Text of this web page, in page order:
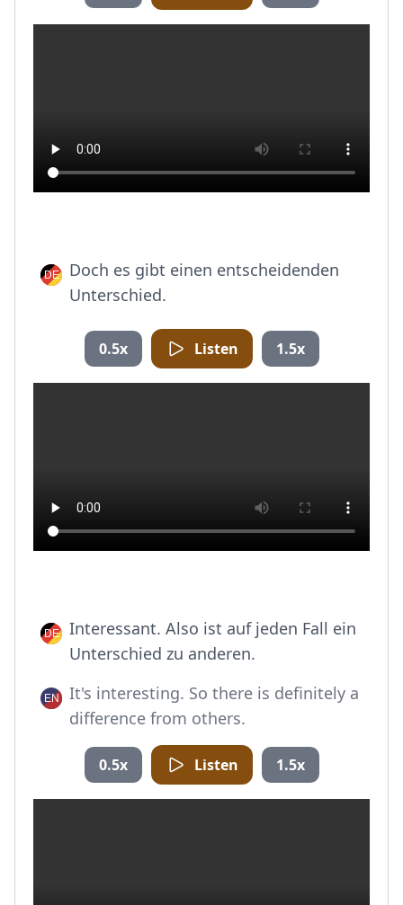
Doch es gibt einen entscheidenden
Unterschied.
0.5x Listen 1.5x
Interessant. Also ist auf jeden Fall ein
Unterschied zu anderen.
It's interesting. So there is definitely a
difference from others.
0.5x Listen 1.5x